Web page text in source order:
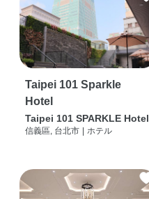
Taipei 101 Sparkle
Hotel
Taipei 101 SPARKLE Hotel
信義區, 台北市 ホテル